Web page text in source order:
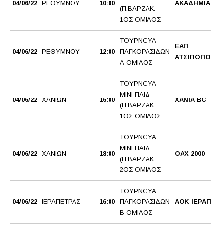
04/06/22 ΡΕΘΥΜΝΟΥ 10:00
(Π.ΒΑΡΖΑΚ.
1ΟΣ ΟΜΙΛΟΣ
ΑΚΑΔΗΜΙΑ BC
04/06/22 ΡΕΘΥΜΝΟΥ 12:00
ΤΟΥΡΝΟΥΑ
ΠΑΓΚΟΡΑΣΙΔΩΝ
Α ΟΜΙΛΟΣ
ΕΑΠ
04/06/22 ΧΑΝΙΩΝ 16:00
ΤΟΥΡΝΟΥΑ
ΜΙΝΙ ΠΑΙΔ
(Π.ΒΑΡΖΑΚ.
1ΟΣ ΟΜΙΛΟΣ
ΧΑΝΙΑ BC
04/06/22 ΧΑΝΙΩΝ 18:00
ΤΟΥΡΝΟΥΑ
ΜΙΝΙ ΠΑΙΔ
(Π.ΒΑΡΖΑΚ.
2ΟΣ ΟΜΙΛΟΣ
ΟΑΧ 2000
04/06/22 ΙΕΡΑΠΕΤΡΑΣ 16:00
ΤΟΥΡΝΟΥΑ
ΠΑΓΚΟΡΑΣΙΔΩΝ
Β ΟΜΙΛΟΣ
ΑΟΚ